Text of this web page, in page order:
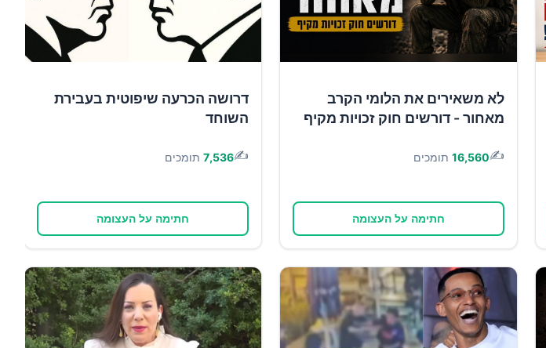
לא משאירים את הלומי הקרב
מאחור - דורשים חוק זכויות מקיף
✍️
16,560 תומכים
חתימה על העצומה
דרושה הכרעה שיפוטית בעבירת
השוחד
✍️
7,536 תומכים
חתימה על העצומה